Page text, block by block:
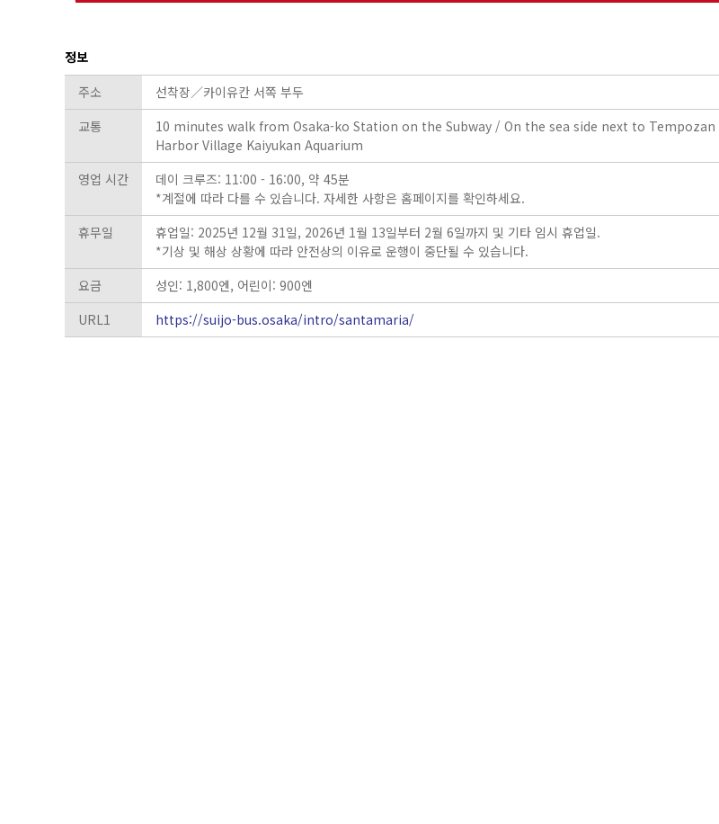
정보
주소
선착장／카이유칸 서쪽 부두
교통
10 minutes walk from Osaka-ko Station on the Subway / On the sea side next to Tempozan
Harbor Village Kaiyukan Aquarium
영업 시간
데이 크루즈: 11:00 - 16:00, 약 45분
*계절에 따라 다를 수 있습니다. 자세한 사항은 홈페이지를 확인하세요.
휴무일
휴업일: 2025년 12월 31일, 2026년 1월 13일부터 2월 6일까지 및 기타 임시 휴업일.
*기상 및 해상 상황에 따라 안전상의 이유로 운행이 중단될 수 있습니다.
요금
성인: 1,800엔, 어린이: 900엔
URL1
https://suijo-bus.osaka/intro/santamaria/